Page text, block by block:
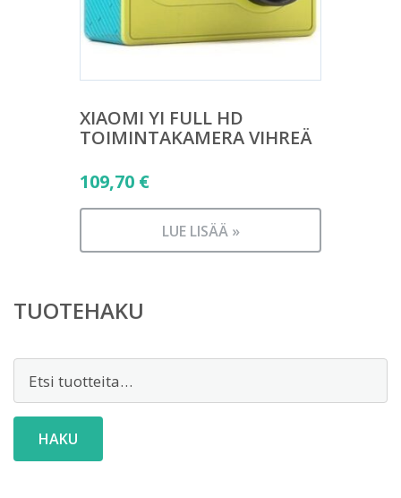
XIAOMI YI FULL HD
TOIMINTAKAMERA VIHREÄ
109,70 €
LUE LISÄÄ »
TUOTEHAKU
HAKU